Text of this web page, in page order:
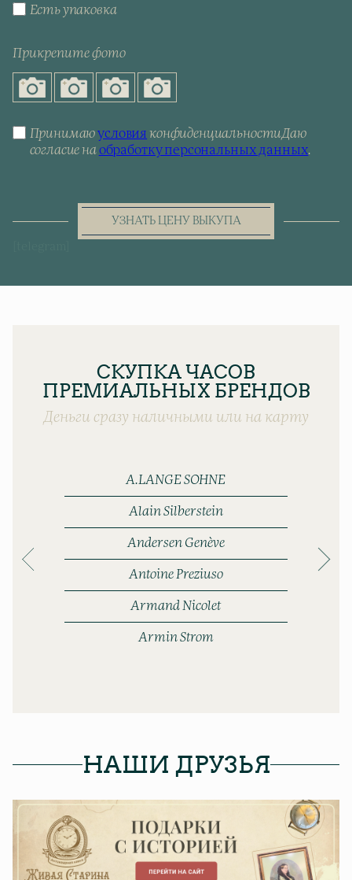
Есть упаковка
Прикрепите фото
Принимаюусловия конфиденциальностиДаю
согласие наобработку персональных данных.
УЗНАТЬ ЦЕНУ ВЫКУПА
СКУПКА ЧАСОВ
ПРЕМИАЛЬНЫХ БРЕНДОВ
Деньги сразу наличными или на карту
A.LANGE SOHNE
Alain Silberstein
Andersen Genève
Antoine Preziuso
Armand Nicolet
Armin Strom
НАШИ ДРУЗЬЯ